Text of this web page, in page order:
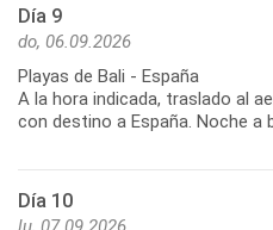
Día 9
do, 06.09.2026
Playas de Bali - España
A la hora indicada, traslado al
con destino a España. Noche a
Día 10